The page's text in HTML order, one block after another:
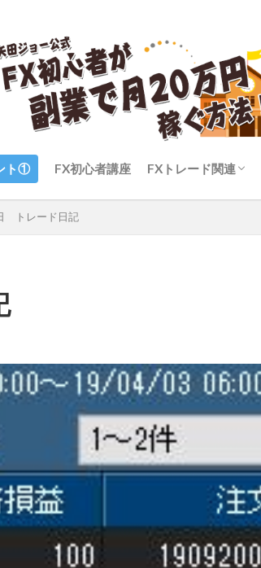
ト① FX初心者講座 FXトレード関連
トレード日記